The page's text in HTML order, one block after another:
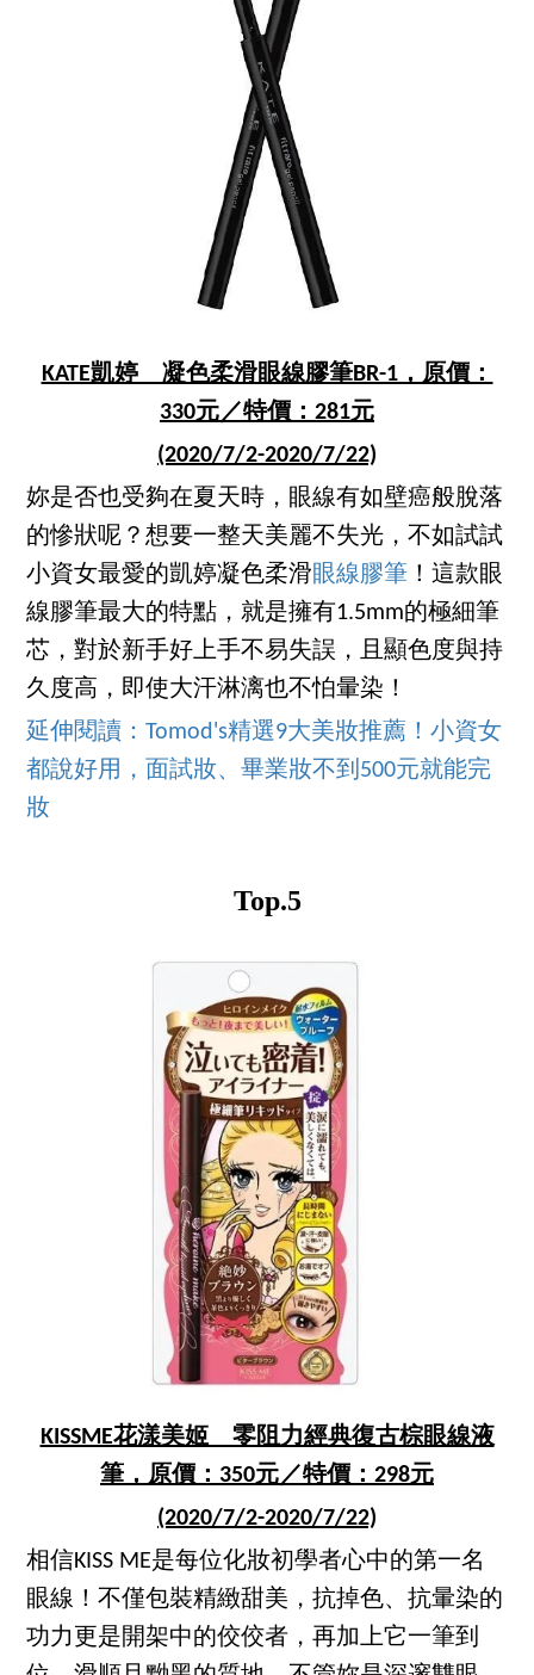
KATE凱婷 凝色柔滑眼線膠筆BR-1，原價：
330元／特價：281元
(2020/7/2-2020/7/22)
妳是否也受夠在夏天時，眼線有如壁癌般脫落
的慘狀呢？想要一整天美麗不失光，不如試試
小資女最愛的凱婷凝色柔滑眼線膠筆 ！這款眼
線膠筆最大的特點，就是擁有1.5mm的極細筆
芯，對於新手好上手不易失誤，且顯色度與持
久度高，即使大汗淋漓也不怕暈染！
延伸閱讀：Tomod's精選9大美妝推薦！小資女
都說好用，面試妝、畢業妝不到500元就能完
妝
Top.5
KISSME花漾美姬 零阻力經典復古棕眼線液
筆，原價：350元／特價：298元
(2020/7/2-2020/7/22)
相信KISS ME是每位化妝初學者心中的第一名
眼線！不僅包裝精緻甜美，抗掉色、抗暈染的
功力更是開架中的佼佼者，再加上它一筆到